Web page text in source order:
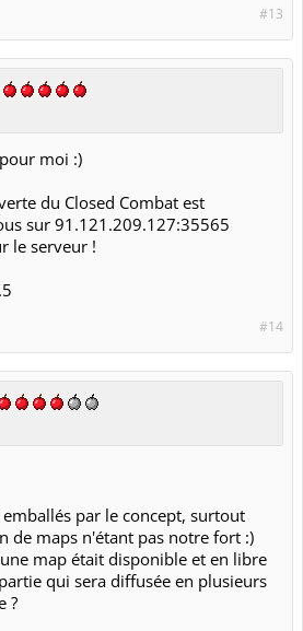
#13
moi :)
du Closed Combat est
sur 91.121.209.127:35565
le serveur !
#14
par le concept, surtout
de maps n'étant pas notre fort :)
map était disponible et en libre
qui sera diffusée en plusieurs
?